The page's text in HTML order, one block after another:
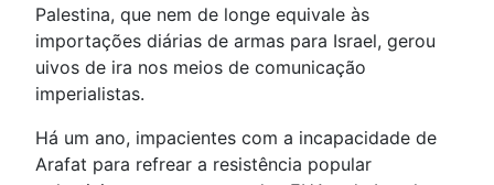
Palestina, que nem de longe equivale às
importações diárias de armas para Israel, gerou
uivos de ira nos meios de comunicação
imperialistas.
Há um ano, impacientes com a incapacidade de
Arafat para refrear a resistência popular